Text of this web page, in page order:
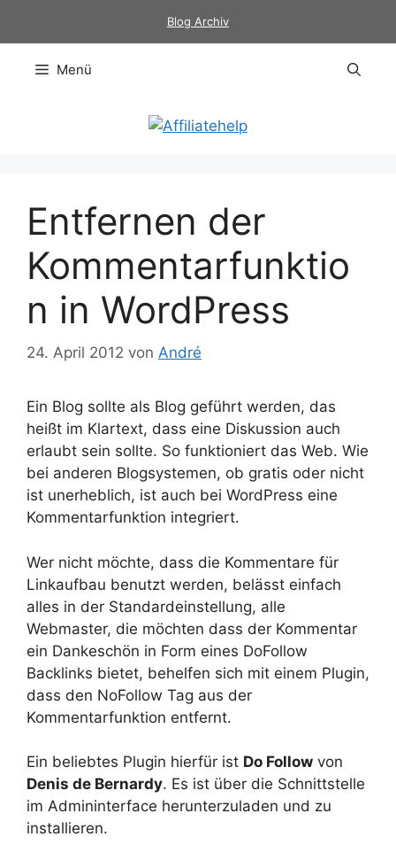
Blog Archiv
Menü
Entfernen der
Kommentarfunktio
n in WordPress
24. April 2012 von André
Ein Blog sollte als Blog geführt werden, das
heißt im Klartext, dass eine Diskussion auch
erlaubt sein sollte. So funktioniert das Web. Wie
bei anderen Blogsystemen, ob gratis oder nicht
ist unerheblich, ist auch bei WordPress eine
Kommentarfunktion integriert.
Wer nicht möchte, dass die Kommentare für
Linkaufbau benutzt werden, belässt einfach
alles in der Standardeinstellung, alle
Webmaster, die möchten dass der Kommentar
ein Dankeschön in Form eines DoFollow
Backlinks bietet, behelfen sich mit einem Plugin,
dass den NoFollow Tag aus der
Kommentarfunktion entfernt.
Ein beliebtes Plugin hierfür ist Do Follow von
Denis de Bernardy. Es ist über die Schnittstelle
im Admininterface herunterzuladen und zu
installieren.